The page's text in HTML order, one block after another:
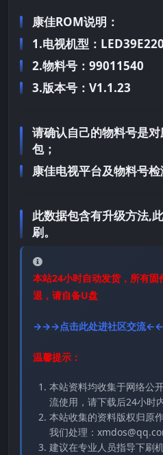
康佳ROM说明：
1.电视机型：
2.物料号：99011540
3.版本号：V1.1.23
请确认自己的物料号是
包；
康佳电视平台及物料号检
此数据包含有升级方法,
刷。
本站24小时自动发货，所有
退，请自备U盘
→→→点击此处进社区交流
温馨提示：
本站资料均收集于网络公
流使用，请下载后24小时
本站收集的资料版权归原
我们处理：
建议在专业人员指导下刷